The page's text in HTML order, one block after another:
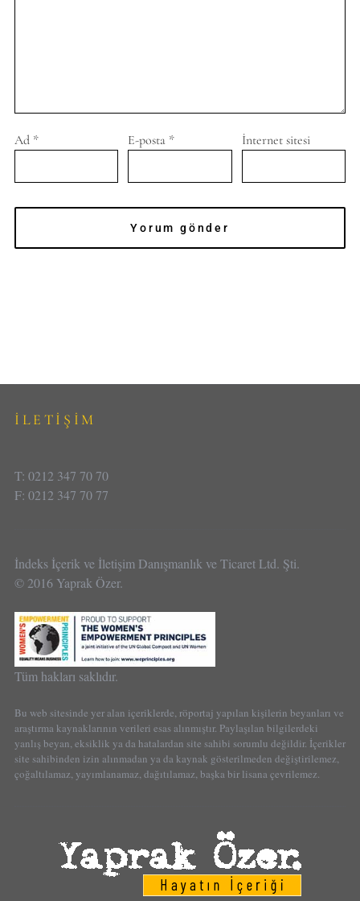
Ad * E-posta * İnternet sitesi
İLETİŞİM
T: 0212 347 70 70
F: 0212 347 70 77
İndeks İçerik ve İletişim Danışmanlık ve Ticaret Ltd. Şti.
© 2016 Yaprak Özer.
Tüm hakları saklıdır.
Bu web sitesinde yer alan içeriklerde, röportaj yapılan kişilerin beyanları ve
araştırma kaynaklarının verileri esas alınmıştır. Paylaşılan bilgilerdeki
yanlış beyan, eksiklik ya da hatalardan site sahibi sorumlu değildir. İçerikler
site sahibinden izin alınmadan ya da kaynak gösterilmeden değiştirilemez,
çoğaltılamaz, yayımlanamaz, dağıtılamaz, başka bir lisana çevrilemez.